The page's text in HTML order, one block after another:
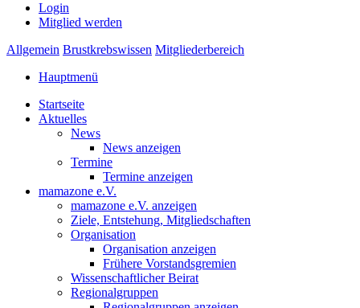
Login
Mitglied werden
Allgemein Brustkrebswissen Mitgliederbereich
Hauptmenü
Startseite
Aktuelles
News
News anzeigen
Termine
Termine anzeigen
mamazone e.V.
mamazone e.V. anzeigen
Ziele, Entstehung, Mitgliedschaften
Organisation
Organisation anzeigen
Frühere Vorstandsgremien
Wissenschaftlicher Beirat
Regionalgruppen